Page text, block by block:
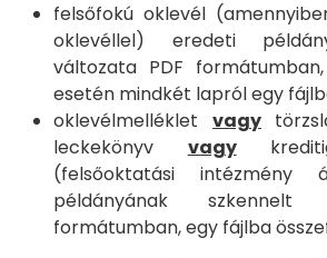
felsőfokú oklevél
oklevéllel) eredeti
változata PDF
esetén mindkét lapról egy
oklevélmelléklet vagy
leckekönyv vagy
(felsőoktatási intézmény
példányának szkennelt
formátumban, egy fájlba